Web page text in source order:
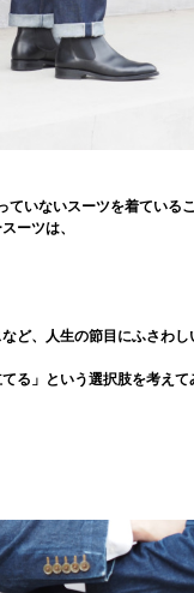
ていないスーツを着ているこ
ーツは、
ど、人生の節目にふさわし
る」という選択肢を考えて